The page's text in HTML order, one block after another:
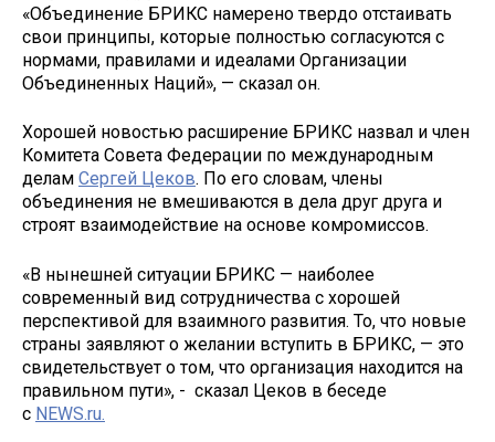
«Объединение БРИКС намерено твердо отстаивать
свои принципы, которые полностью согласуются с
нормами, правилами и идеалами Организации
Объединенных Наций», — сказал он.
Хорошей новостью расширение БРИКС назвал и член
Комитета Совета Федерации по международным
делам Сергей Цеков. По его словам, члены
объединения не вмешиваются в дела друг друга и
строят взаимодействие на основе комромиссов.
«В нынешней ситуации БРИКС — наиболее
современный вид сотрудничества с хорошей
перспективой для взаимного развития. То, что новые
страны заявляют о желании вступить в БРИКС, — это
свидетельствует о том, что организация находится на
правильном пути», - сказал Цеков в беседе
с NEWS.ru.